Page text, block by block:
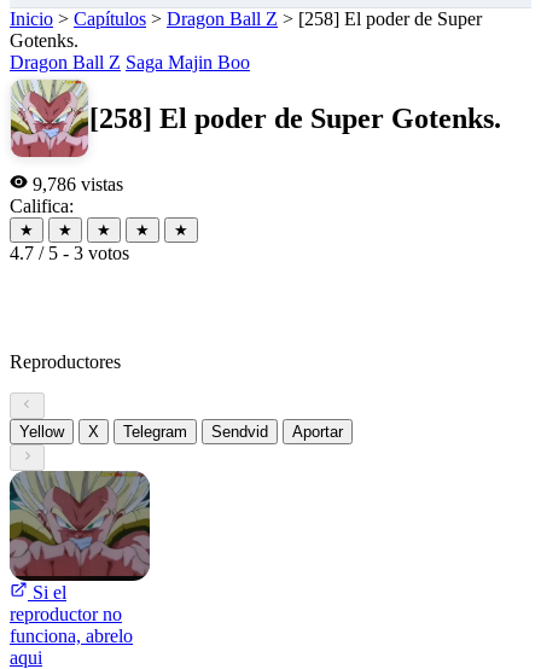
Inicio > Capítulos > Dragon Ball Z > [258] El poder de Super
Gotenks.
Dragon Ball Z Saga Majin Boo
[258] El poder de Super Gotenks.
9,786 vistas
Califica:
★ ★ ★ ★ ★
4.7 / 5 - 3 votos
Reproductores
Yellow X Telegram Sendvid Aportar
Si el
reproductor no
funciona, abrelo
aqui